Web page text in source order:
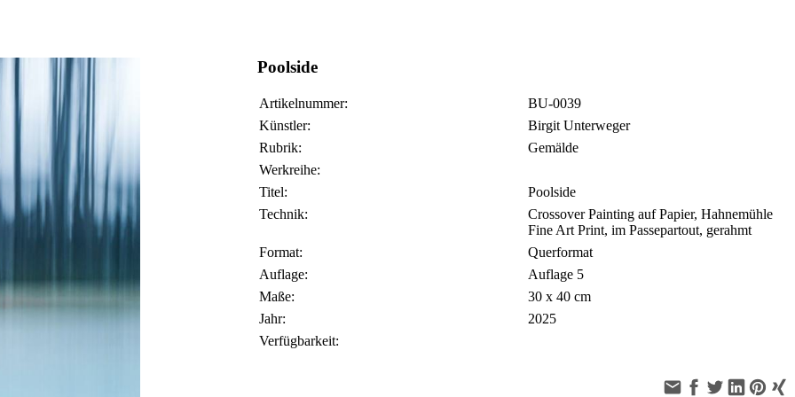
Poolside
Artikelnummer:
BU-0039
Künstler:
Birgit Unterweger
Rubrik:
Gemälde
Werkreihe:
Titel:
Poolside
Technik:
Crossover Painting auf Papier, Hahnemühle
Fine Art Print, im Passepartout, gerahmt
Format:
Querformat
Auflage:
Auflage 5
Maße:
30 x 40 cm
Jahr:
2025
Verfügbarkeit: